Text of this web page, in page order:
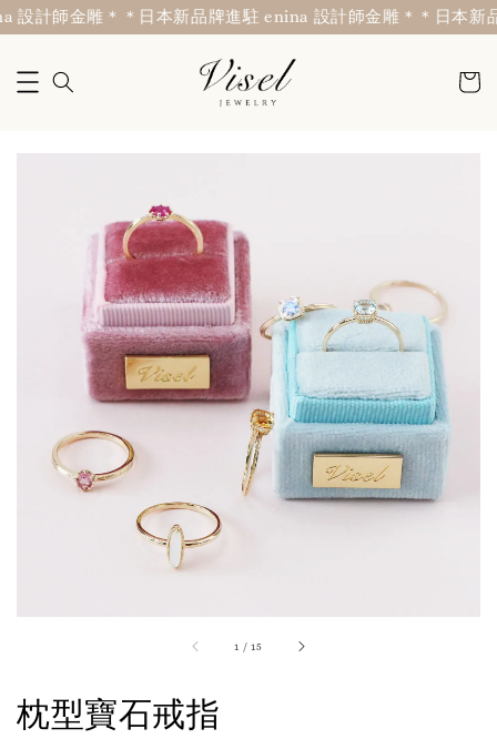
計師金雕＊ ＊日本新品牌進駐 enina 設計師金雕＊ ＊日本新品
1 /15
枕型寶石戒指